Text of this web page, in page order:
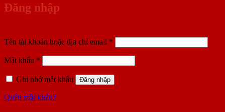
Đăng nhập
Tên tài khoản hoặc địa chỉ email *
buộc
Mật khẩu *
buộc
Ghi nhớ mật khẩu
Đăng nhập
Quên mật khẩu?